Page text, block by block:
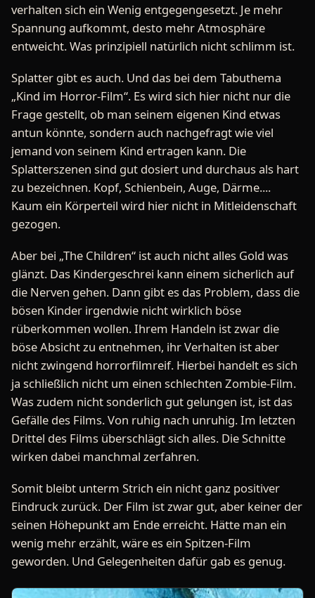
verhalten sich ein Wenig entgegengesetzt. Je mehr
Spannung aufkommt, desto mehr Atmosphäre
entweicht. Was prinzipiell natürlich nicht schlimm ist.
Splatter gibt es auch. Und das bei dem Tabuthema
„Kind im Horror-Film“. Es wird sich hier nicht nur die
Frage gestellt, ob man seinem eigenen Kind etwas
antun könnte, sondern auch nachgefragt wie viel
jemand von seinem Kind ertragen kann. Die
Splatterszenen sind gut dosiert und durchaus als hart
zu bezeichnen. Kopf, Schienbein, Auge, Därme....
Kaum ein Körperteil wird hier nicht in Mitleidenschaft
gezogen.
Aber bei „The Children“ ist auch nicht alles Gold was
glänzt. Das Kindergeschrei kann einem sicherlich auf
die Nerven gehen. Dann gibt es das Problem, dass die
bösen Kinder irgendwie nicht wirklich böse
rüberkommen wollen. Ihrem Handeln ist zwar die
böse Absicht zu entnehmen, ihr Verhalten ist aber
nicht zwingend horrorfilmreif. Hierbei handelt es sich
ja schließlich nicht um einen schlechten Zombie-Film.
Was zudem nicht sonderlich gut gelungen ist, ist das
Gefälle des Films. Von ruhig nach unruhig. Im letzten
Drittel des Films überschlägt sich alles. Die Schnitte
wirken dabei manchmal zerfahren.
Somit bleibt unterm Strich ein nicht ganz positiver
Eindruck zurück. Der Film ist zwar gut, aber keiner der
seinen Höhepunkt am Ende erreicht. Hätte man ein
wenig mehr erzählt, wäre es ein Spitzen-Film
geworden. Und Gelegenheiten dafür gab es genug.